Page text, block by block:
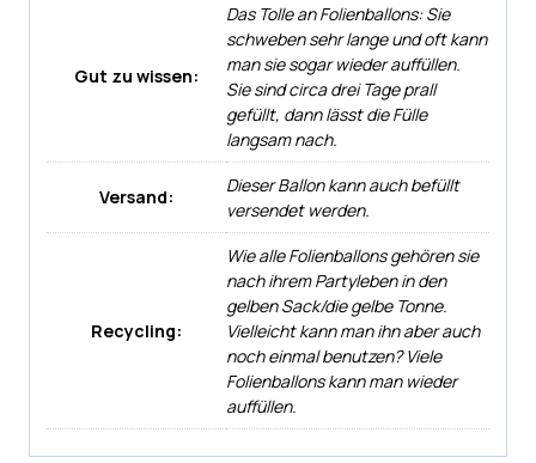
Gut zu wissen:
Das Tolle an Folienballons: Sie
schweben sehr lange und oft kann
man sie sogar wieder auffüllen.
Sie sind circa drei Tage prall
gefüllt, dann lässt die Fülle
langsam nach.
Versand:
Dieser Ballon kann auch befüllt
versendet werden.
Recycling:
Wie alle Folienballons gehören sie
nach ihrem Partyleben in den
gelben Sack/die gelbe Tonne.
Vielleicht kann man ihn aber auch
noch einmal benutzen? Viele
Folienballons kann man wieder
auffüllen.